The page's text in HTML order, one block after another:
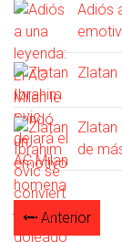
Adiós
Zlatan
de
Anterior